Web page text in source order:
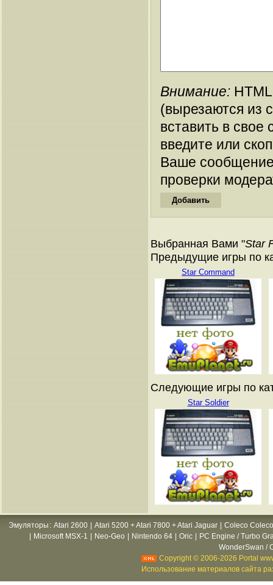
Внимание:
(вырезаются из
вставить в
введите или
Ваше
проверки
Выбранная Вами "Star
Предыдущие игры по
Star Command
Следующие игры по
Star Soldier
Эмуляторы : Atari 2600 Atari 5200 + Atari 7800 + Atari Jaguar
Coleco
Microsoft MSX-1 Neo-Geo Nintendo 64 Oric
PC Engine / Turbo
WonderSwan /
Copyright © 2006-2026 Portal
Использование материалов сайта